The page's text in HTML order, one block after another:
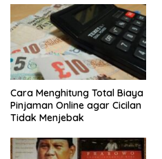
Cara Menghitung Total Biaya
Pinjaman Online agar Cicilan
Tidak Menjebak